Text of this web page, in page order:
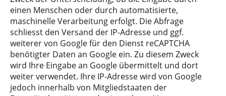
einen Menschen oder durch automatisierte,
maschinelle Verarbeitung erfolgt. Die Abfrage
schliesst den Versand der IP-Adresse und ggf.
weiterer von Google für den Dienst reCAPTCHA
benötigter Daten an Google ein. Zu diesem Zweck
wird Ihre Eingabe an Google übermittelt und dort
weiter verwendet. Ihre IP-Adresse wird von Google
jedoch innerhalb von Mitgliedstaaten der